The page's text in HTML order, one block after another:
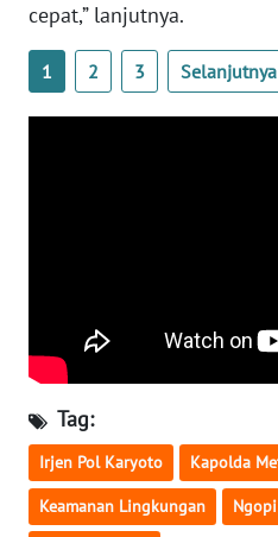
cepat,” lanjutnya.
1 2 3 Selanjutnya
Tag:
Irjen Pol Karyoto Kapolda
Keamanan Lingkungan
WN
SULTRA
SULBAR
BABEL
WN
SUMBAR